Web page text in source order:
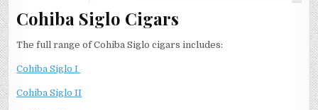
Cohiba Siglo Cigars
The full range of Cohiba Siglo cigars includes:
Cohiba Siglo I
Cohiba Siglo II